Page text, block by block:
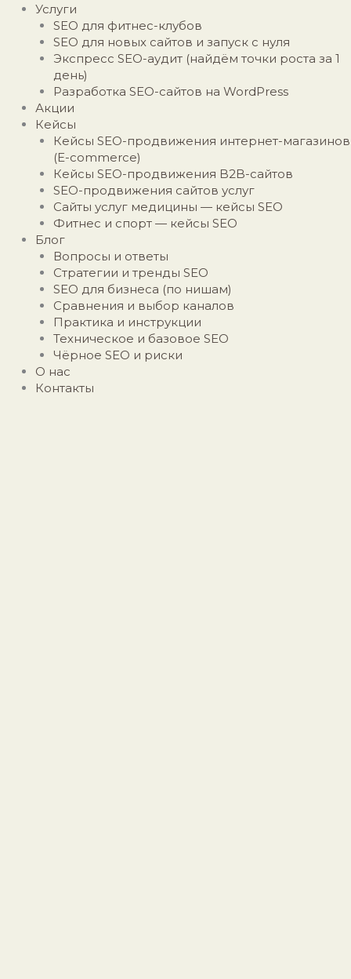
Услуги
SEO для фитнес-клубов
SEO для новых сайтов и запуск с нуля
Экспресс SEO-аудит (найдём точки роста за 1
день)
Разработка SEO-сайтов на WordPress
Акции
Кейсы
Кейсы SEO-продвижения интернет-магазинов
(E-commerce)
Кейсы SEO-продвижения B2B-сайтов
SEO-продвижения сайтов услуг
Сайты услуг медицины — кейсы SEO
Фитнес и спорт — кейсы SEO
Блог
Вопросы и ответы
Стратегии и тренды SEO
SEO для бизнеса (по нишам)
Сравнения и выбор каналов
Практика и инструкции
Техническое и базовое SEO
Чёрное SEO и риски
О нас
Контакты